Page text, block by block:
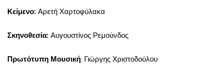
Κείμενο: Αρετή Χαρτοφύλακα
Σκηνοθεσία: Αυγουστίνος Ρεμούνδος
Πρωτότυπη Μουσική: Γιώργης Χριστοδούλου